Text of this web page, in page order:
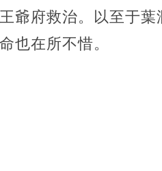
爺府救治。以至于
也在所不惜。